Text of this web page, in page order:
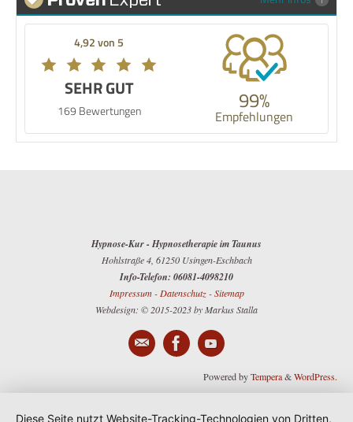
4,92 von 5
SEHR GUT
169 Bewertungen 99%
Empfehlungen
Hypnose-Kur - Hypnosetherapie im Taunus
Hohlstraße 4, 61250 Usingen-Eschbach
Info-Telefon: 06081-4098210
Impressum- Datenschutz-Sitemap
Webdesign: © 2015-2023 by Markus Stalla
Powered byTempera&WordPress.
Diese Seite nutzt Website-Tracking-Technologien von Dritten,